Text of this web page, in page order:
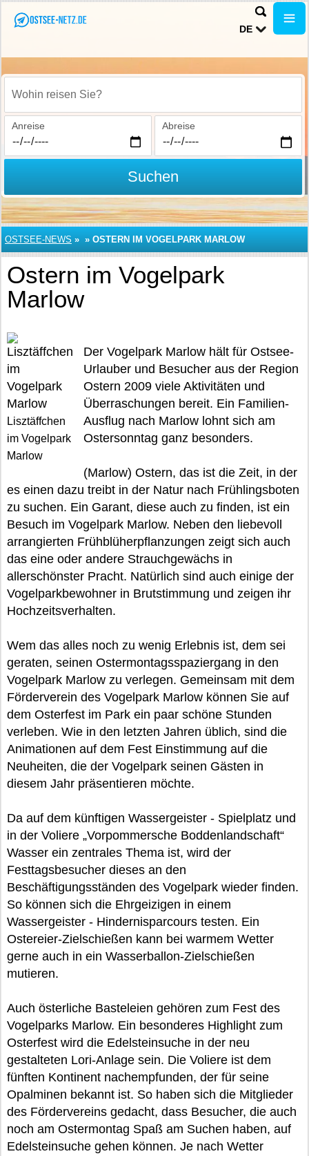
DE
Wohin reisen Sie?
Anreise Abreise
Suchen
OSTSEE-NEWS » » OSTERN IM VOGELPARK MARLOW
Ostern im Vogelpark
Marlow
Lisztäffchen
im Vogelpark
Marlow
Der Vogelpark Marlow hält für Ostsee-
Urlauber und Besucher aus der Region
Ostern 2009 viele Aktivitäten und
Überraschungen bereit. Ein Familien-
Ausflug nach Marlow lohnt sich am
Ostersonntag ganz besonders.
(Marlow) Ostern, das ist die Zeit, in der
es einen dazu treibt in der Natur nach Frühlingsboten
zu suchen. Ein Garant, diese auch zu finden, ist ein
Besuch im Vogelpark Marlow. Neben den liebevoll
arrangierten Frühblüherpflanzungen zeigt sich auch
das eine oder andere Strauchgewächs in
allerschönster Pracht. Natürlich sind auch einige der
Vogelparkbewohner in Brutstimmung und zeigen ihr
Hochzeitsverhalten.
Wem das alles noch zu wenig Erlebnis ist, dem sei
geraten, seinen Ostermontagsspaziergang in den
Vogelpark Marlow zu verlegen. Gemeinsam mit dem
Förderverein des Vogelpark Marlow können Sie auf
dem Osterfest im Park ein paar schöne Stunden
verleben. Wie in den letzten Jahren üblich, sind die
Animationen auf dem Fest Einstimmung auf die
Neuheiten, die der Vogelpark seinen Gästen in
diesem Jahr präsentieren möchte.
Da auf dem künftigen Wassergeister - Spielplatz und
in der Voliere „Vorpommersche Boddenlandschaft“
Wasser ein zentrales Thema ist, wird der
Festtagsbesucher dieses an den
Beschäftigungsständen des Vogelpark wieder finden.
So können sich die Ehrgeizigen in einem
Wassergeister - Hindernisparcours testen. Ein
Ostereier-Zielschießen kann bei warmem Wetter
gerne auch in ein Wasserballon-Zielschießen
mutieren.
Auch österliche Basteleien gehören zum Fest des
Vogelparks Marlow. Ein besonderes Highlight zum
Osterfest wird die Edelsteinsuche in der neu
gestalteten Lori-Anlage sein. Die Voliere ist dem
fünften Kontinent nachempfunden, der für seine
Opalminen bekannt ist. So haben sich die Mitglieder
des Fördervereins gedacht, dass Besucher, die auch
noch am Ostermontag Spaß am Suchen haben, auf
Edelsteinsuche gehen können. Je nach Wetter